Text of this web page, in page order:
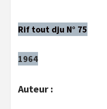
Rif tout dju N° 75
1964
Auteur :